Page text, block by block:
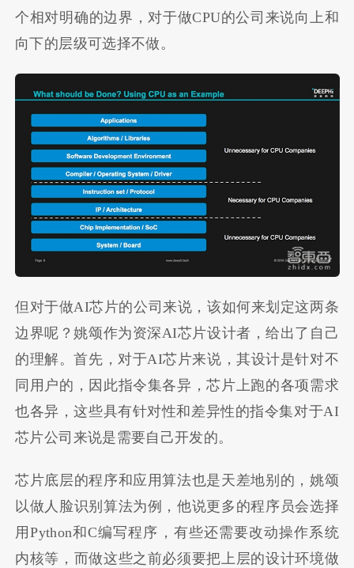
个相对明确的边界，对于做CPU的公司来说向上和
向下的层级可选择不做。
但对于做AI芯片的公司来说，该如何来划定这两条
边界呢？姚颂作为资深AI芯片设计者，给出了自己
的理解。首先，对于AI芯片来说，其设计是针对不
同用户的，因此指令集各异，芯片上跑的各项需求
也各异，这些具有针对性和差异性的指令集对于AI
芯片公司来说是需要自己开发的。
芯片底层的程序和应用算法也是天差地别的，姚颂
以做人脸识别算法为例，他说更多的程序员会选择
用Python和C编写程序，有些还需要改动操作系统
内核等，而做这些之前必须要把上层的设计环境做